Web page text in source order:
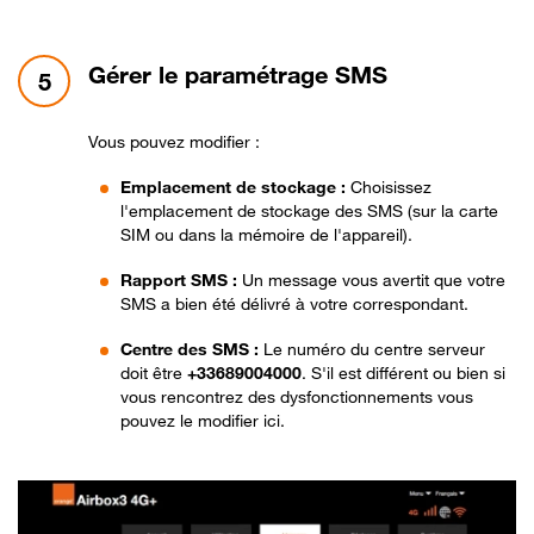
5 étape 5:
Gérer le paramétrage SMS
Vous pouvez modifier :
Emplacement de stockage : Choisissez
l'emplacement de stockage des SMS (sur la carte
SIM ou dans la mémoire de l'appareil).
Rapport SMS : Un message vous avertit que votre
SMS a bien été délivré à votre correspondant.
Centre des SMS : Le numéro du centre serveur
doit être +33689004000. S'il est différent ou bien si
vous rencontrez des dysfonctionnements vous
pouvez le modifier ici.